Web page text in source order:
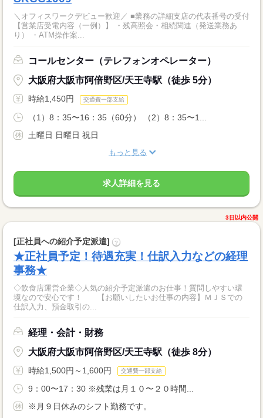
＼オフィスワークデビュー歓迎／ ■業務の詳細支店の代表番号の受付
【営業店受電内容（一例）】 ・残高照会・相続関連（発送業務あ
り） ・ATM操作案...
コールセンター（テレフォンオペレーター）
大阪府大阪市阿倍野区/天王寺駅（徒歩 5分）
時給1,450円 交通費一部支給
（1）8：35〜16：35（60分） （2）8：35〜1...
土曜日 日曜日 祝日
もっと見る
求人詳細を見る
3日以内公開
[正社員への紹介予定派遣] ?
★正社員予定！待遇充実！仕訳入力などの経理
事務★
◇飲食店運営企業◇人気の紹介予定派遣のお仕事！質問しやすい環
境なので安心です！ 【お願いしたいお仕事の内容】ＭＪＳでの
仕訳入力、預金取引の...
経理・会計・財務
大阪府大阪市阿倍野区/天王寺駅（徒歩 8分）
時給1,500円～1,600円 交通費一部支給
9：00〜17：30 ※残業は月１０〜２０時間...
※月９日休みのシフト勤務です。